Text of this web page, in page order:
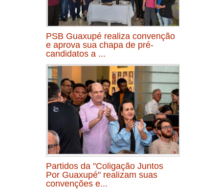
PSB Guaxupé realiza convenção
e aprova sua chapa de pré-
candidatos a ...
Partidos da "Coligação Juntos
Por Guaxupé" realizam suas
convenções e...